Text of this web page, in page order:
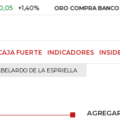
ORO COMPRA BANCO DE LA
FUERTE INDICADORES
DE LA ESPRIELLA